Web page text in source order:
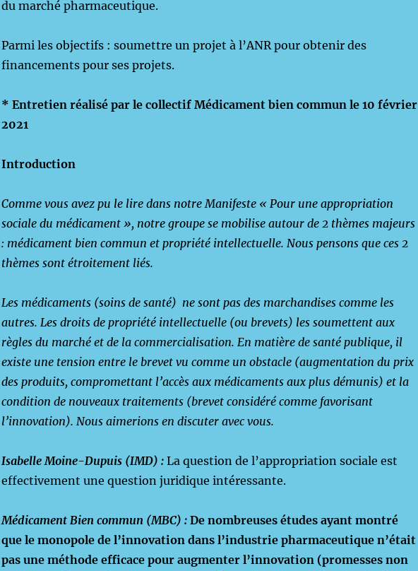
du marché pharmaceutique.
Parmi les objectifs : soumettre un projet à l’ANR pour obtenir des
financements pour ses projets.
* Entretien réalisé par le collectif Médicament bien commun le 10 février
2021
Introduction
Comme vous avez pu le lire dans notre Manifeste « Pour une appropriation
sociale du médicament », notre groupe se mobilise autour de 2 thèmes majeurs
: médicament bien commun et propriété intellectuelle. Nous pensons que ces 2
thèmes sont étroitement liés.
Les médicaments (soins de santé) ne sont pas des marchandises comme les
autres. Les droits de propriété intellectuelle (ou brevets) les soumettent aux
règles du marché et de la commercialisation. En matière de santé publique, il
existe une tension entre le brevet vu comme un obstacle (augmentation du prix
des produits, compromettant l’accès aux médicaments aux plus démunis) et la
condition de nouveaux traitements (brevet considéré comme favorisant
l’innovation). Nous aimerions en discuter avec vous.
Isabelle Moine-Dupuis (IMD) :La question de l’appropriation sociale est
effectivement une question juridique intéressante.
Médicament Bien commun (MBC) : De nombreuses études ayant montré
que le monopole de l’innovation dans l’industrie pharmaceutique n’était
pas une méthode efficace pour augmenter l’innovation (promesses non